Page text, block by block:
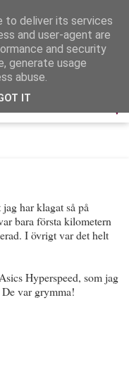
▼
har klagat så på
bara första kilometern
I övrigt var det helt
Hyperspeed, som jag
var grymma!
to deliver its services
and user-agent are
and security
generate usage
abuse.
IT